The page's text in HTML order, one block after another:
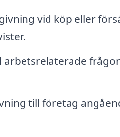
vid köp eller
arbetsrelaterade
till företag